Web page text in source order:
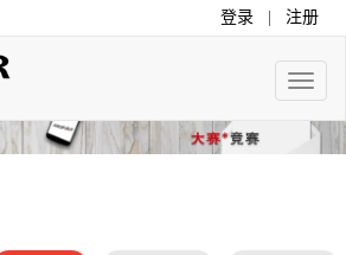
登录 注册
Toggle